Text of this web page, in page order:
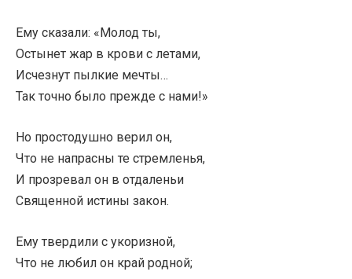
Ему сказали: «Молод ты,
Остынет жар в крови с летами,
Исчезнут пылкие мечты…
Так точно было прежде с нами!»
Но простодушно верил он,
Что не напрасны те стремленья,
И прозревал он в отдаленьи
Священной истины закон.
Ему твердили с укоризной,
Что не любил он край родной;